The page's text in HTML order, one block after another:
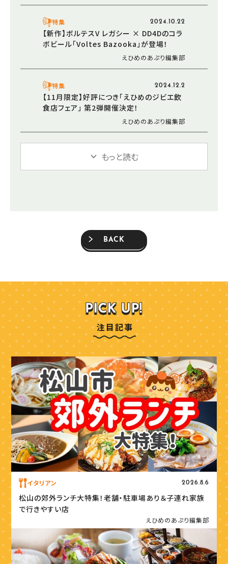
特集 2024.10.22
【新作】ボルテスV レガシー × DD4Dのコラ
ボビール「Voltes Bazooka」が登場！
えひめのあぷり編集部
特集 2024.12.2
【11月限定】好評につき「えひめのジビエ飲
食店フェア」 第2弾開催決定！
えひめのあぷり編集部
もっと読む
BACK
注目記事
イタリアン 2026.8.6
松山の郊外ランチ大特集！老舗・駐車場あり＆子連れ家族
で行きやすい店
えひめのあぷり編集部